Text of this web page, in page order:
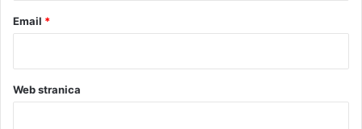
Email *
Web stranica